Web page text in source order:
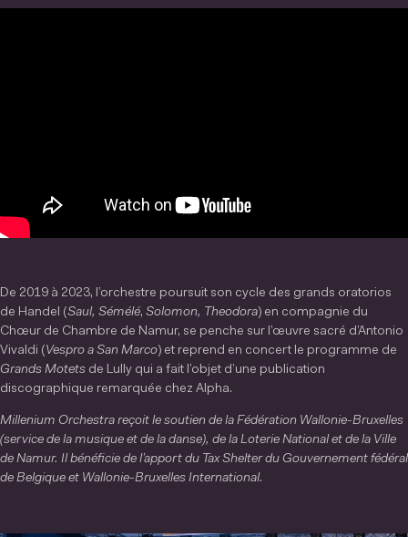
De 2019 à 2023, l’orchestre poursuit son cycle des grands oratorios
de Handel (Saul, Sémélé, Solomon, Theodora) en compagnie du
Chœur de Chambre de Namur, se penche sur l’œuvre sacré d’Antonio
Vivaldi (Vespro a San Marco) et reprend en concert le programme de
Grands Motets de Lully qui a fait l’objet d’une publication
discographique remarquée chez Alpha.
Millenium Orchestra reçoit le soutien de la Fédération Wallonie-Bruxelles
(service de la musique et de la danse), de la Loterie National et de la Ville
de Namur. Il bénéficie de l’apport du Tax Shelter du Gouvernement fédéral
de Belgique et Wallonie-Bruxelles International.